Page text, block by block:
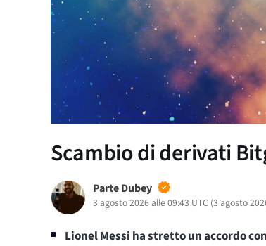
Scambio di derivati
Parte Dubey
3 agosto 2026 alle 09:43 UTC (3 agosto
Lionel Messi ha stretto un accordo